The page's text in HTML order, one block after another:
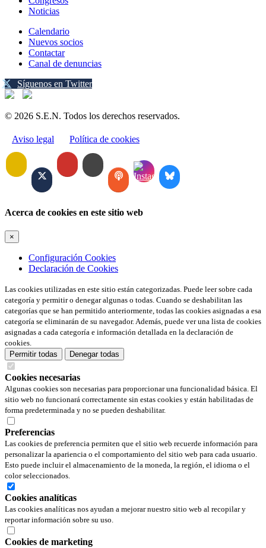
Noticias
Calendario
Nuevos socios
Contactar
Canal de denuncias
Síguenos en Twitter
© 2026 S.E.N. Todos los derechos reservados.
Aviso legal Política de cookies
Acerca de cookies en este sitio web
×
Configuración Cookies
Declaración de Cookies
Las cookies utilizadas en este sitio están categorizadas. Puede leer sobre cada
categoría y permitir o denegar algunas o todas. Cuando se deshabilitan las
categorías que se han permitido anteriormente, todas las cookies asignadas a esa
categoría se eliminarán de su navegador. Además, puede ver una lista de cookies
asignadas a cada categoría e información detallada en la declaración de
cookies.
Permitir todas
Denegar todas
Cookies necesarias
Algunas cookies son necesarias para proporcionar una funcionalidad básica. El
sitio web no funcionará correctamente sin estas cookies y están habilitadas de
forma predeterminada y no se pueden deshabilitar.
Preferencias
Las cookies de preferencia permiten que el sitio web recuerde información para
personalizar la apariencia o el comportamiento del sitio web para cada usuario.
Esto puede incluir el almacenamiento de la moneda, la región, el idioma o el
color seleccionados.
Cookies analíticas
Las cookies analíticas nos ayudan a mejorar nuestro sitio web al recopilar y
reportar información sobre su uso.
Cookies de marketing